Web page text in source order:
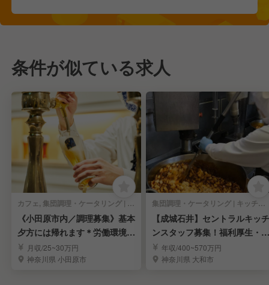
条件が似ている求人
カフェ, 集団調理・ケータリング | キッチンスタッフ
《小田原市内／調理募集》基本
夕方には帰れます＊労働環境安
定＊福利厚生充実
月収/25~30万円
神奈川県 小田原市
集団調理・ケータリング | キッチンスタッフ
【成城石井】セントラルキッチ
ンスタッフ募集！福利厚生・各
種手当充実！
年収/400~570万円
神奈川県 大和市